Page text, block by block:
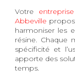
Votre
Abbeville
harmoniser les
résine. Chaque
spécificité et
apporte des
temps.